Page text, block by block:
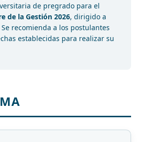
de pregrado para el
de la Gestión 2026, dirigido a
Se recomienda a los postulantes
establecidas para realizar su